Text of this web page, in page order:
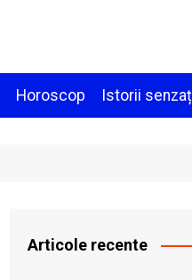
Horoscop Istorii
Articole recente